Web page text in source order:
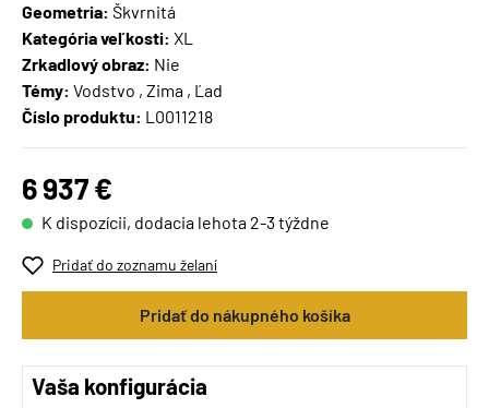
Geometria: Škvrnitá
Kategória veľkosti: XL
Zrkadlový obraz: Nie
Témy: Vodstvo , Zima , Ľad
Číslo produktu: L0011218
6 937 €
K dispozícii, dodacia lehota 2-3 týždne
Pridať do zoznamu želaní
Pridať do nákupného košíka
Vaša konfigurácia